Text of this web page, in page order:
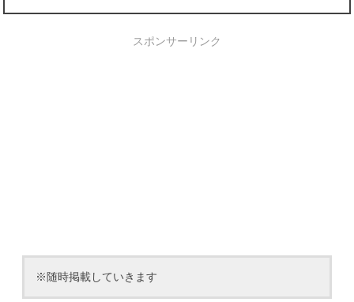
スポンサーリンク
※随時掲載していきます